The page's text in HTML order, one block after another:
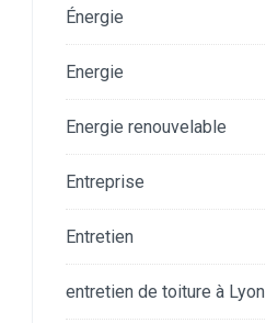
Énergie
Energie
Energie renouvelable
Entreprise
Entretien
entretien de toiture à Lyon